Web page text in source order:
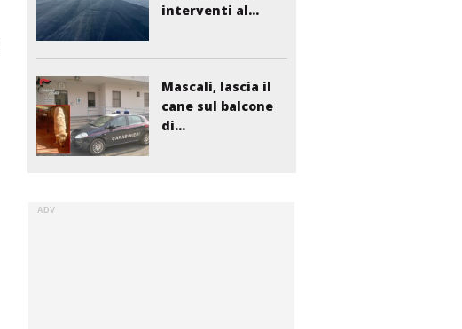
interventi al...
Mascali, lascia il
cane sul balcone
di...